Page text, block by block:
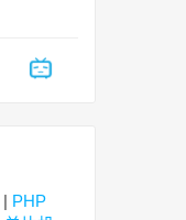
| PHP